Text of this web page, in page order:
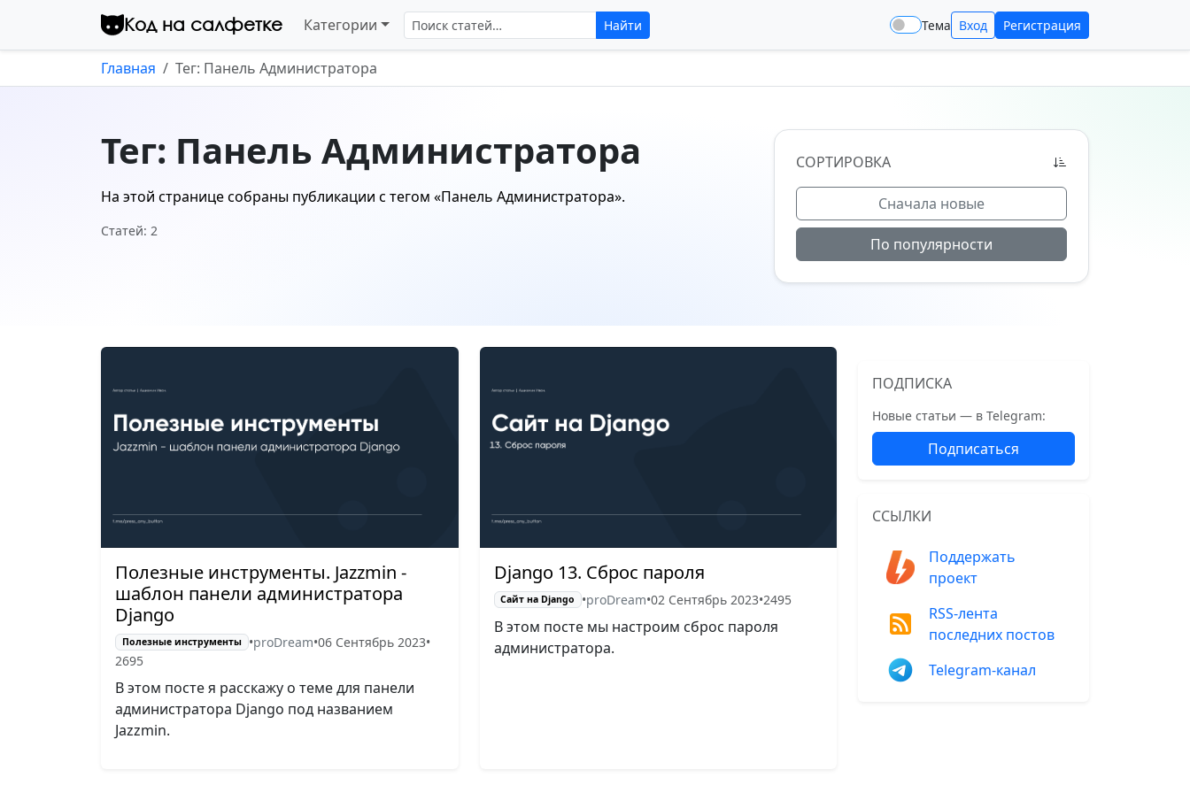
Перейти к контенту
Код на салфетке Категории Поиск по сайту Найти Тема Вход Регистрация
Главная Тег: Панель Администратора
Тег: Панель Администратора
На этой странице собраны публикации с тегом «Панель Администратора».
Статей: 2
СОРТИРОВКА
Сначала новые
По популярности
Полезные инструменты. Jazzmin -
шаблон панели администратора
Django
Полезные инструменты •proDream•06 Сентябрь 2023•
2695
В этом посте я расскажу о теме для панели
администратора Django под названием
Jazzmin.
Django 13. Сброс пароля
Сайт на Django •proDream•02 Сентябрь 2023•2495
В этом посте мы настроим сброс пароля
администратора.
ПОДПИСКА
Новые статьи — в Telegram:
Подписаться
ССЫЛКИ
Поддержать
проект
RSS-лента
последних постов
Telegram-канал